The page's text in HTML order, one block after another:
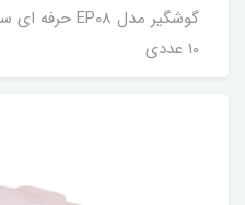
10 عددی